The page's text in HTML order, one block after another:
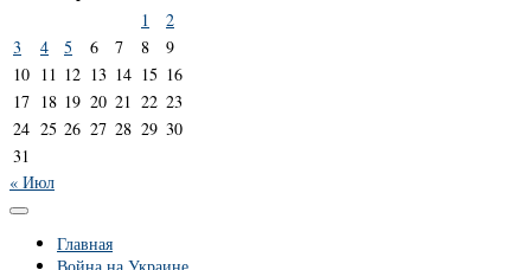
1
2
3
4 5 6 7 8
9
10 11 12 13 14 15 16
17 18 19 20 21 22 23
24 25 26 27 28 29 30
31
« Июл
Главная
Война на Украине